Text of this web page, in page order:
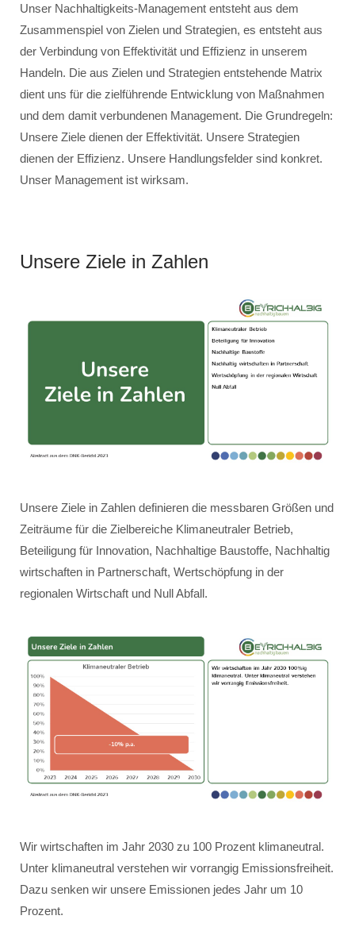
Unser Nachhaltigkeits-Management entsteht aus dem
Zusammenspiel von Zielen und Strategien, es entsteht aus
der Verbindung von Effektivität und Effizienz in unserem
Handeln. Die aus Zielen und Strategien entstehende Matrix
dient uns für die zielführende Entwicklung von Maßnahmen
und dem damit verbundenen Management. Die Grundregeln:
Unsere Ziele dienen der Effektivität. Unsere Strategien
dienen der Effizienz. Unsere Handlungsfelder sind konkret.
Unser Management ist wirksam.
Unsere Ziele in Zahlen
Unsere Ziele in Zahlen definieren die messbaren Größen und
Zeiträume für die Zielbereiche Klimaneutraler Betrieb,
Beteiligung für Innovation, Nachhaltige Baustoffe, Nachhaltig
wirtschaften in Partnerschaft, Wertschöpfung in der
regionalen Wirtschaft und Null Abfall.
Wir wirtschaften im Jahr 2030 zu 100 Prozent klimaneutral.
Unter klimaneutral verstehen wir vorrangig Emissionsfreiheit.
Dazu senken wir unsere Emissionen jedes Jahr um 10
Prozent.